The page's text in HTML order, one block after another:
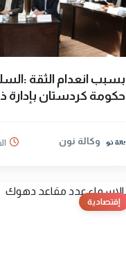
بسبب انعدام الثقة
حكومة كردستان بإدارة
وكالة نون
إقتصادية